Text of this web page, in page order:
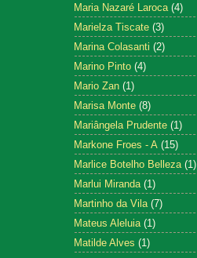
Maria Nazaré Laroca (4)
Marielza Tiscate (3)
Marina Colasanti (2)
Marino Pinto (4)
Mario Zan (1)
Marisa Monte (8)
Mariângela Prudente (1)
Markone Froes - A (15)
Marlice Botelho Belleza (1)
Marlui Miranda (1)
Martinho da Vila (7)
Mateus Aleluia (1)
Matilde Alves (1)